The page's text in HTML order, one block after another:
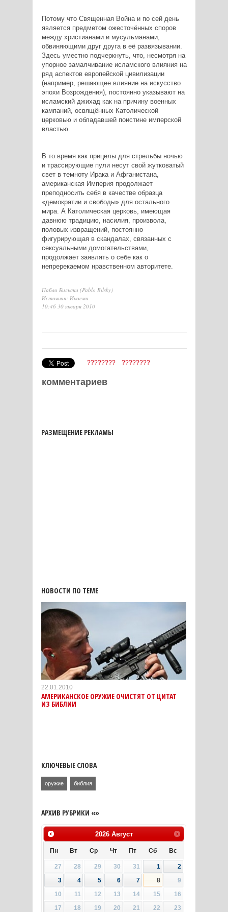
Потому что Священная Война и по сей день
является предметом ожесточённых споров
между христианами и мусульманами,
обвиняющими друг друга в её развязывании.
Здесь уместно подчеркнуть, что, несмотря на
упорное замалчивание исламского влияния на
ряд аспектов европейской цивилизации
(например, решающее влияние на искусство
эпохи Возрождения), постоянно указывают на
исламский джихад как на причину военных
кампаний, освящённых Католической
церковью и обладавшей поистине имперской
властью.
В то время как прицелы для стрельбы ночью
и трассирующие пули несут свой жутковатый
свет в темноту Ирака и Афганистана,
американская Империя продолжает
преподносить себя в качестве образца
«демократии и свободы» для остального
мира. А Католическая церковь, имеющая
давнюю традицию, насилия, произвола,
половых извращений, постоянно
фигурирующая в скандалах, связанных с
сексуальными домогательствами,
продолжает заявлять о себе как о
непререкаемом нравственном авторитете.
Пабло Бильски (Pablo Bilsky)
Источник: Иносми
10:46 30 января 2010
???????? ????????
комментариев
РАЗМЕЩЕНИЕ РЕКЛАМЫ
НОВОСТИ ПО ТЕМЕ
22.01.2010
АМЕРИКАНСКОЕ ОРУЖИЕ ОЧИСТЯТ ОТ ЦИТАТ
ИЗ БИБЛИИ
КЛЮЧЕВЫЕ СЛОВА
оружие библия
АРХИВ РУБРИКИ «»
2026 Август
Пн Вт Ср Чт Пт Сб Вс
27 28 29 30 31 1
2
3
4 5 6 7 8
9
10
11 12 13 14 15
16
17
18 19 20 21 22
23